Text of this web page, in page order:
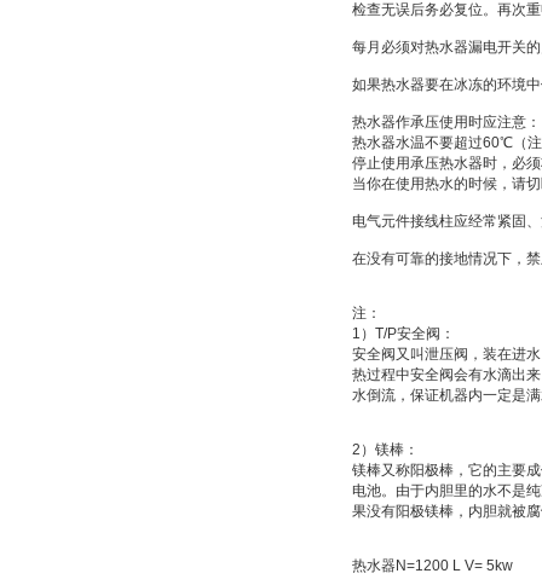
检查无误后务必复位。再次
每月必须对热水器漏电开关
如果热水器要在冰冻的环境
热水器作承压使用时应注意：
热水器水温不要超过60℃ （
停止使用承压热水器时，必
当你在使用热水的时候，请
电气元件接线柱应经常紧固
在没有可靠的接地情况下，
注：
1 ） T/P安全阀：
安全阀又叫泄压阀 ，装在进
热过程中安全阀会有水滴出
水倒流，保证机器内一定是
2 ） 镁棒：
镁棒又称阳极棒 ，它的主要
电池。由于内胆里的水不是
果没有阳极镁棒，内胆就被
热水器N=1200 L V= 5kw